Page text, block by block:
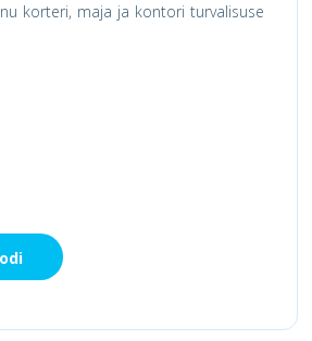
korteri, maja ja kontori turvalisuse